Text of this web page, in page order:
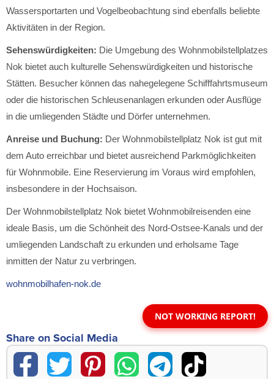
Wassersportarten und Vogelbeobachtung sind ebenfalls beliebte
Aktivitäten in der Region.
Sehenswürdigkeiten: Die Umgebung des Wohnmobilstellplatzes
Nok bietet auch kulturelle Sehenswürdigkeiten und historische
Stätten. Besucher können das nahegelegene Schifffahrtsmuseum
oder die historischen Schleusenanlagen erkunden oder Ausflüge
in die umliegenden Städte und Dörfer unternehmen.
Anreise und Buchung: Der Wohnmobilstellplatz Nok ist gut mit
dem Auto erreichbar und bietet ausreichend Parkmöglichkeiten
für Wohnmobile. Eine Reservierung im Voraus wird empfohlen,
insbesondere in der Hochsaison.
Der Wohnmobilstellplatz Nok bietet Wohnmobilreisenden eine
ideale Basis, um die Schönheit des Nord-Ostsee-Kanals und der
umliegenden Landschaft zu erkunden und erholsame Tage
inmitten der Natur zu verbringen.
wohnmobilhafen-nok.de
NOT WORKING REPORT!
Share on Social Media